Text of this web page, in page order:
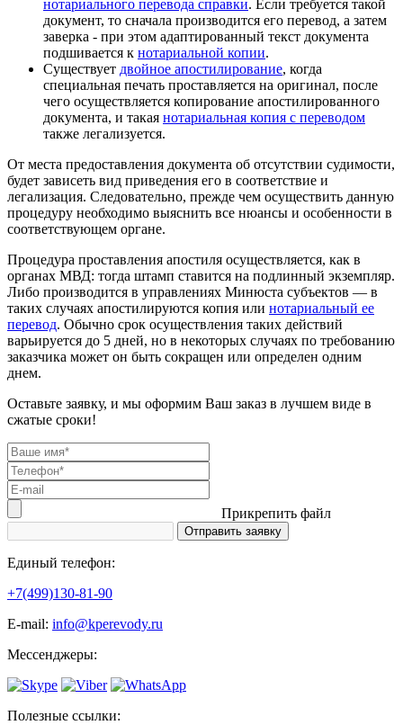
нотариального перевода справки. Если требуется такой
документ, то сначала производится его перевод, а затем
заверка - при этом адаптированный текст документа
подшивается к нотариальной копии.
Существует двойное апостилирование, когда
специальная печать проставляется на оригинал, после
чего осуществляется копирование апостилированного
документа, и такая нотариальная копия с переводом
также легализуется.
От места предоставления документа об отсутствии судимости,
будет зависеть вид приведения его в соответствие и
легализация. Следовательно, прежде чем осуществить данную
процедуру необходимо выяснить все нюансы и особенности в
соответствующем органе.
Процедура проставления апостиля осуществляется, как в
органах МВД: тогда штамп ставится на подлинный экземпляр.
Либо производится в управлениях Минюста субъектов — в
таких случаях апостилируются копия или нотариальный ее
перевод. Обычно срок осуществления таких действий
варьируется до 5 дней, но в некоторых случаях по требованию
заказчика может он быть сокращен или определен одним
днем.
Оставьте заявку, и мы оформим Ваш заказ в лучшем виде в
сжатые сроки!
Прикрепить файл
Единый телефон:
+7(499)130-81-90
Е-mail: info@kperevody.ru
Мессенджеры:
Полезные ссылки: